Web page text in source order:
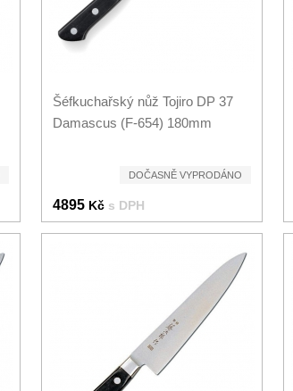
Šéfkuchařský nůž Tojiro DP 37
Damascus (F-654) 180mm
DOČASNĚ VYPRODÁNO
4895 Kč s DPH